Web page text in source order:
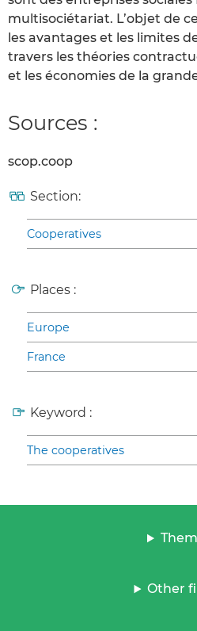
multisociétariat. L’objet de
les avantages et les limites
travers les théories
et les économies de la
Sources :
scop.coop
Section:
Cooperatives
Places :
Europe
France
Keyword :
The cooperatives
Other